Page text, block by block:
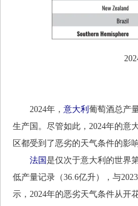
2024年， 意大利 葡萄酒总产
生产国。尽管如此，2024年的意
区都受到了恶劣的天气条件的影
法国 是仅次于意大利的世界
低产量记录（36.6亿升），与
示，2024年的恶劣天气条件从开